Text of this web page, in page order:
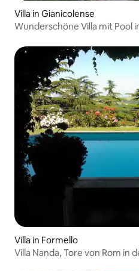
Villa in Gianicolense
Wunderschöne Villa mit Pool
Villa in Formello
Villa Nanda, Tore von Rom in